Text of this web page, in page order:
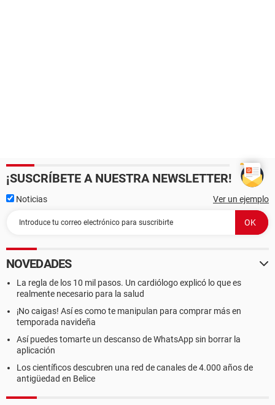
¡SUSCRÍBETE A NUESTRA NEWSLETTER!
Noticias Ver un ejemplo
NOVEDADES
La regla de los 10 mil pasos. Un cardiólogo explicó lo que es
realmente necesario para la salud
¡No caigas! Así es como te manipulan para comprar más en
temporada navideña
Así puedes tomarte un descanso de WhatsApp sin borrar la
aplicación
Los científicos descubren una red de canales de 4.000 años de
antigüedad en Belice